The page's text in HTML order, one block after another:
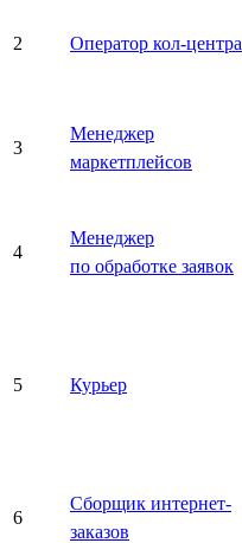
2 Оператор кол-центра
3
Менеджер
маркетплейсов
4
Менеджер
по обработке заявок
5 Курьер
6
Сборщик интернет-
заказов